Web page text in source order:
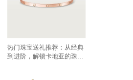
热门珠宝送礼推荐：从经典
到进阶，解锁卡地亚的珠宝